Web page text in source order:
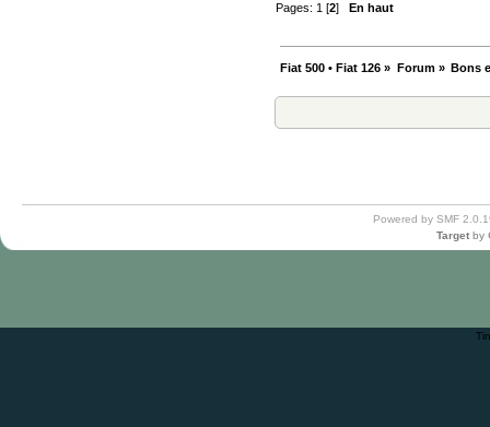
Pages: 1 [2] En haut
Fiat 500 • Fiat 126 » Forum» Bons
Powered by SMF
Target by